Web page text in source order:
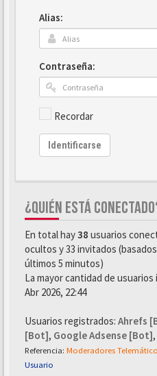
Alias:
Contraseña:
Recordar
Identificarse
¿QUIÉN ESTÁ
En total hay38 usuarios
ocultos y 33 invitados
últimos 5 minutos)
La mayor cantidad de
Abr 2026, 22:44
Usuarios registrados: Ahrefs
[Bot], Google Adsense [Bot],
Referencia: Moderadores
Usuario